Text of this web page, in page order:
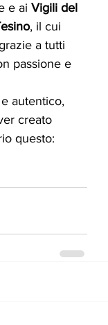
e ai Vigili del
, il cui
a tutti
passione e
autentico,
creato
questo: